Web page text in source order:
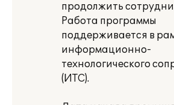
продолжить
Работа программы
поддерживается в
информационно-
технологического
(ИТС).